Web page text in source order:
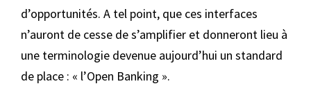
d’opportunités. A tel point, que ces interfaces
n’auront de cesse de s’amplifier et donneront lieu à
une terminologie devenue aujourd’hui un standard
de place : « l’Open Banking ».